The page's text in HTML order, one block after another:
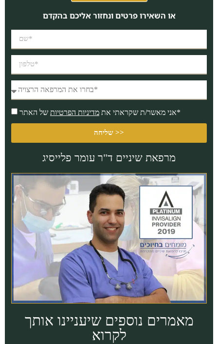
או השאירו פרטים ונחזור אליכם בהקדם
אני מאשר/ת שקראתי את מדיניות הפרטיות של האתר*
שליחה >>
מרפאת שיניים ד"ר עומר פלייסיג
מאמרים נוספים שיעניינו אותך
לקרוא